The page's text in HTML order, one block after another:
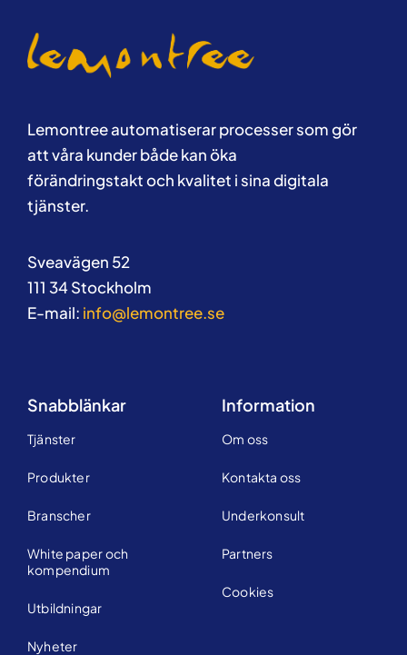
Lemontree automatiserar processer som gör
att våra kunder både kan öka
förändringstakt och kvalitet i sina digitala
tjänster.
Sveavägen 52
111 34 Stockholm
E-mail: info@lemontree.se
Snabblänkar
Tjänster
Produkter
Branscher
White paper och
kompendium
Utbildningar
Nyheter
Information
Om oss
Kontakta oss
Underkonsult
Partners
Cookies